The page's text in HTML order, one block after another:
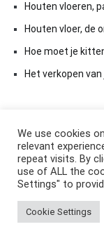
Houten vloeren,
Houten vloer, de
Hoe moet je
Het verkopen
Copyright © 2026
Cenoteby
We use cookies
relevant
repeat visits. By
use of ALL the
Settings" to
Cookie Settings